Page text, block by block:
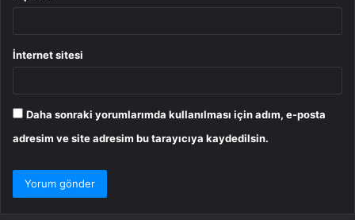
İnternet sitesi
Daha sonraki yorumlarımda kullanılması için adım, e-posta
adresim ve site adresim bu tarayıcıya kaydedilsin.